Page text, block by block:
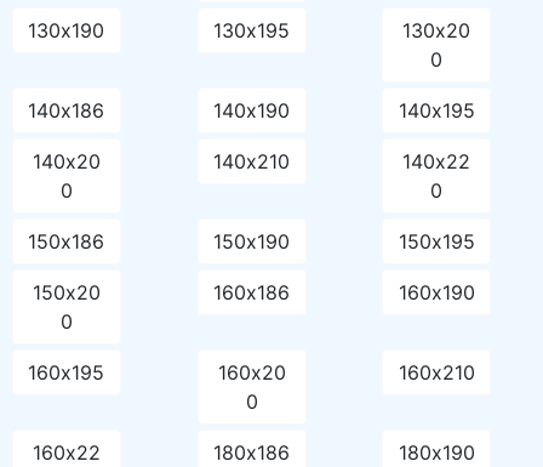
130х190 130х195
130х20
0
140х186 140х190 140х195
140х20
0
140х210
140х22
0
150х186 150х190 150х195
150х20
0
160х186 160х190
160х195
160х20
0
160х210
160х22
180х186 180х190